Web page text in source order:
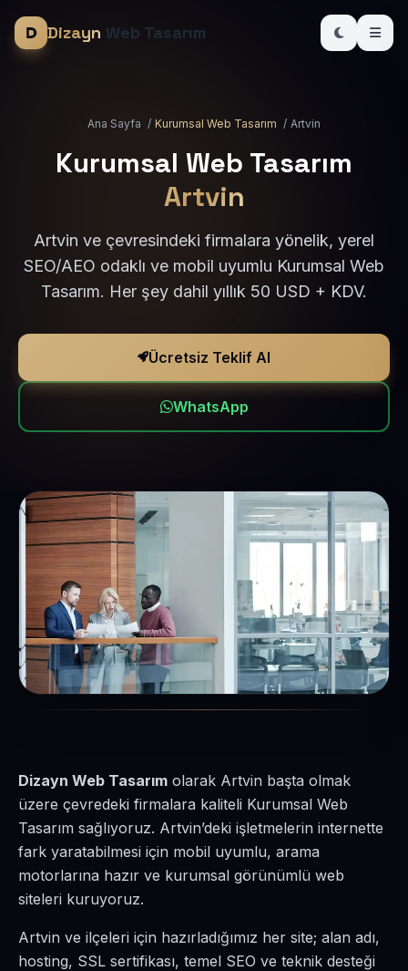
Dizayn Web Tasarım
Ana Sayfa / Kurumsal Web Tasarım / Artvin
Kurumsal Web Tasarım
Artvin
Artvin ve çevresindeki firmalara yönelik, yerel
SEO/AEO odaklı ve mobil uyumlu Kurumsal Web
Tasarım. Her şey dahil yıllık 50 USD + KDV.
Ücretsiz Teklif Al
WhatsApp
Dizayn Web Tasarım olarak Artvin başta olmak
üzere çevredeki firmalara kaliteli Kurumsal Web
Tasarım sağlıyoruz. Artvin’deki işletmelerin internette
fark yaratabilmesi için mobil uyumlu, arama
motorlarına hazır ve kurumsal görünümlü web
siteleri kuruyoruz.
Artvin ve ilçeleri için hazırladığımız her site; alan adı,
hosting, SSL sertifikası, temel SEO ve teknik desteği